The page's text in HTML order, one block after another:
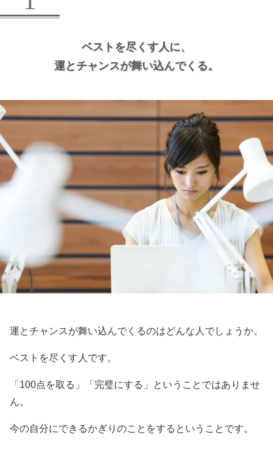
ベストを尽くす人に、
運とチャンスが舞い込んでくる。
運とチャンスが舞い込んでくるのはどんな人でしょうか。
ベストを尽くす人です。
「100点を取る」「完璧にする」ということではありませ
ん。
今の自分にできるかぎりのことをするということです。